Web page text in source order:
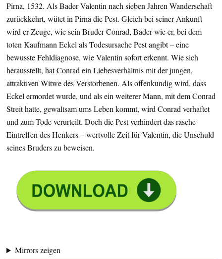
Pirna, 1532. Als Bader Valentin nach sieben Jahren Wanderschaft
zurückkehrt, wütet in Pirna die Pest. Gleich bei seiner Ankunft
wird er Zeuge, wie sein Bruder Conrad, Bader wie er, bei dem
toten Kaufmann Eckel als Todesursache Pest angibt – eine
bewusste Fehldiagnose, wie Valentin sofort erkennt. Wie sich
herausstellt, hat Conrad ein Liebesverhältnis mit der jungen,
attraktiven Witwe des Verstorbenen. Als offenkundig wird, dass
Eckel ermordet wurde, und als ein weiterer Mann, mit dem Conrad
Streit hatte, gewaltsam ums Leben kommt, wird Conrad verhaftet
und zum Tode verurteilt. Doch die Pest verhindert das rasche
Eintreffen des Henkers – wertvolle Zeit für Valentin, die Unschuld
seines Bruders zu beweisen.
Mirrors zeigen